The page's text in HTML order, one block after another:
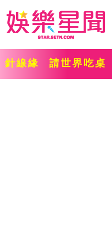
針線緣 請世界吃桌